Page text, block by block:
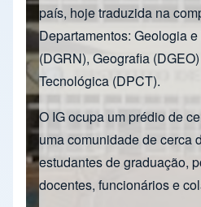
país, hoje traduzida na
Departamentos: Geologia
(DGRN), Geografia
Tecnológica (DPCT).
O IG ocupa um prédio de
uma comunidade de cerca
estudantes de graduação,
docentes, funcionários e